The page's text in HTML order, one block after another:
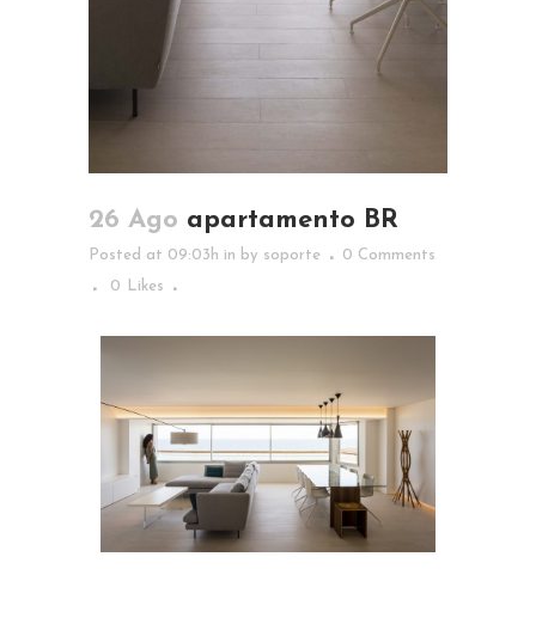
26 Ago apartamento BR
Posted at 09:03h in by soporte
0 Comments
0
Likes